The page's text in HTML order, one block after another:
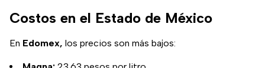
Costos en el Estado de México
En Edomex, los precios son más bajos: